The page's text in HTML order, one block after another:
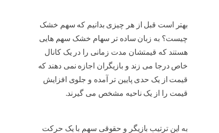
بهتر است قبل از هر چیزی بدانیم که سهم خشک
چیست؟ به زبان ساده تر سهام خشک سهم هایی
هستند که قیمتشان مدت زمانی را در یک کانال
خاص درجا می زند و بازیگران اجازه نمی دهند که
قیمت از یک حدی پایین تر آمده و جلوی افزایش
قیمت را از یک ناحیه مشخص می گیرند.
به این ترتیب بازیگر و حقوقی سهم با یک حرکت